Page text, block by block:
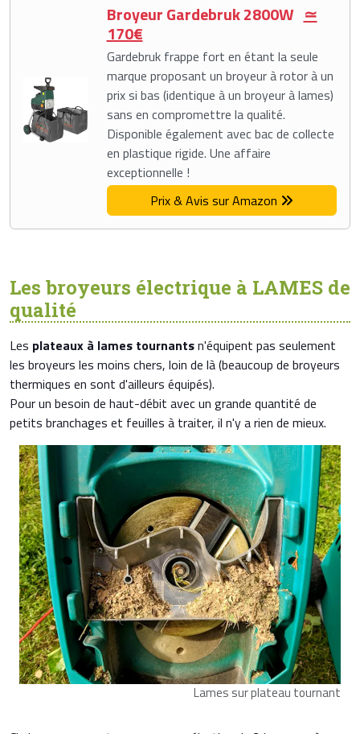
Broyeur Gardebruk 2800W ≃
170€
Gardebruk frappe fort en étant la seule
marque proposant un broyeur à rotor à un
prix si bas (identique à un broyeur à lames)
sans en compromettre la qualité.
Disponible également avec bac de collecte
en plastique rigide. Une affaire
exceptionnelle !
Prix & Avis sur Amazon
Les broyeurs électrique à LAMES de
qualité
Les plateaux à lames tournantsn'équipent pas seulement
les broyeurs les moins chers, loin de là (beaucoup de broyeurs
thermiques en sont d'ailleurs équipés).
Pour un besoin de haut-débit avec un grande quantité de
petits branchages et feuilles à traiter, il n'y a rien de mieux.
Lames sur plateau tournant